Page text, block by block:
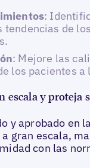
:
tendencias de
: Mejore las
los pacientes a
escala y proteja
y aprobado en
gran escala,
con las